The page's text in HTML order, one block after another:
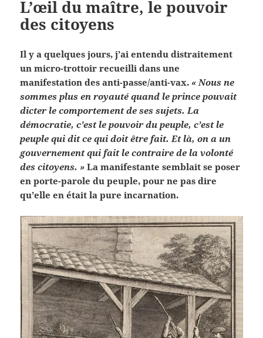
L’œil du maître, le pouvoir
des citoyens
Il y a quelques jours, j’ai entendu distraitement
un micro-trottoir recueilli dans une
manifestation des anti-passe/anti-vax. « Nous ne
sommes plus en royauté quand le prince pouvait
dicter le comportement de ses sujets. La
démocratie, c’est le pouvoir du peuple, c’est le
peuple qui dit ce qui doit être fait. Et là, on a un
gouvernement qui fait le contraire de la volonté
des citoyens. » La manifestante semblait se poser
en porte-parole du peuple, pour ne pas dire
qu’elle en était la pure incarnation.